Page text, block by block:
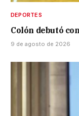
DEPORTES
Colón debutó
9 de agosto de 2026